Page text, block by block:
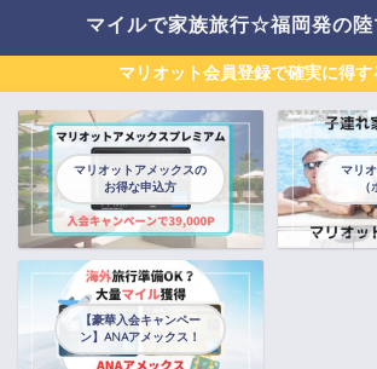
マイルで家族旅行☆福岡発の陸
マリオット会員登録で確実に得す
マリオットアメックスの
お得な申込方
マリ
【豪華入会キャンペー
ン】ANAアメックス！